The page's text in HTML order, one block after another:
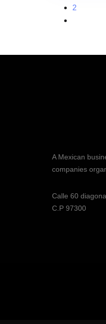
2
A Mexican
companies
Calle 60
C.P 97300